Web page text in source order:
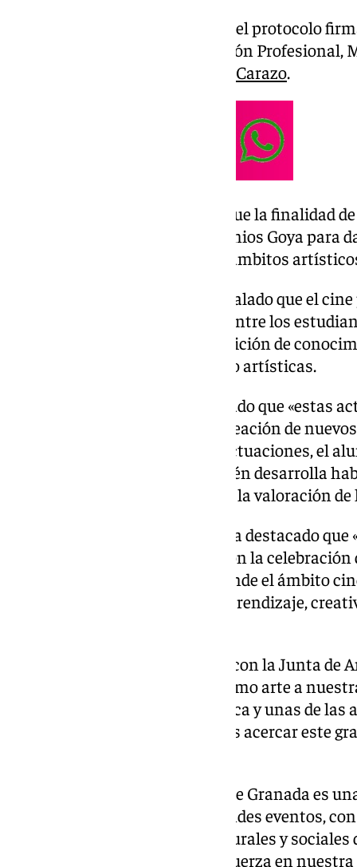
Esta iniciativa está recogida en el protocolo
Desarrollo Educativo y Formación Profesional,
Marifrán Carazo.
La consejera ha informado de que la finalidad
aprovechar el marco de los Premios Goya para
andaluces valores culturales y ámbitos
En este sentido, Castillo ha señalado que el
crítico, la reflexión y el diálogo entre los
recurso cultural» para la adquisición de
competencias audiovisuales y/o artísticas.
Además, la consejera ha explicado que «estas
alfabetización mediática y la creación de
añadido que a través de estas actuaciones, el
mundo del cine, sino que también desarrolla
colaboración, la investigación y la valoración
Por su parte, Marifrán Carazo ha destacado
epicentro cultural de España con la
Granada, un evento que trasciende el ámbito
en una oportunidad única de aprendizaje,
«Desde el Ayuntamiento, junto con la Junta de
firmemente por acercar el séptimo arte a
cine es una herramienta artística y unas de
atraen a los jóvenes, y queremos acercar este
La edil ha hecho hincapié en que Granada es
su capacidad para albergar grandes eventos,
en la organización de citas culturales y
trayectoria nos posiciona con fuerza en